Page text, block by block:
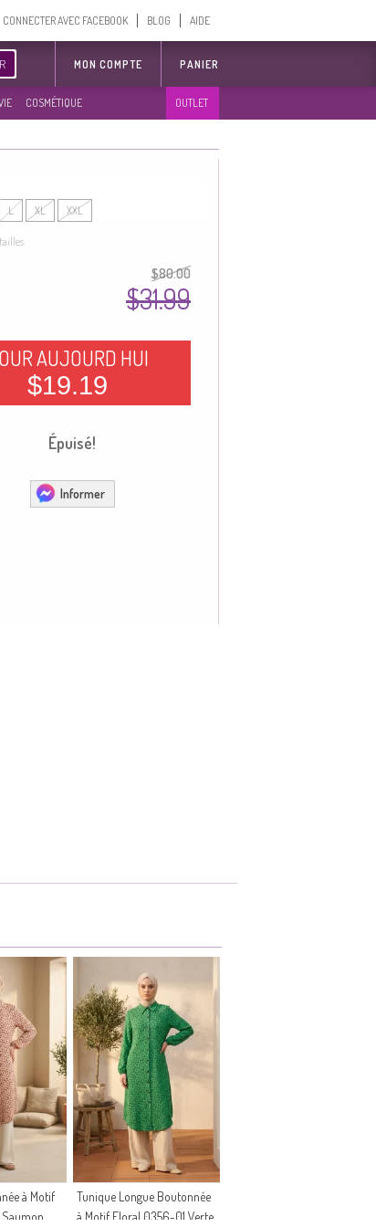
CONNECTER AVEC FACEBOOK BLOG AIDE
MON COMPTE PANIER
COSMÉTIQUE OUTLET
L XL XXL
$80.00
$31.99
AUJOURD HUI
$19.19
Épuisé!
Informer
à Motif
Tunique Longue Boutonnée
à Motif Floral 0356-01 Verte